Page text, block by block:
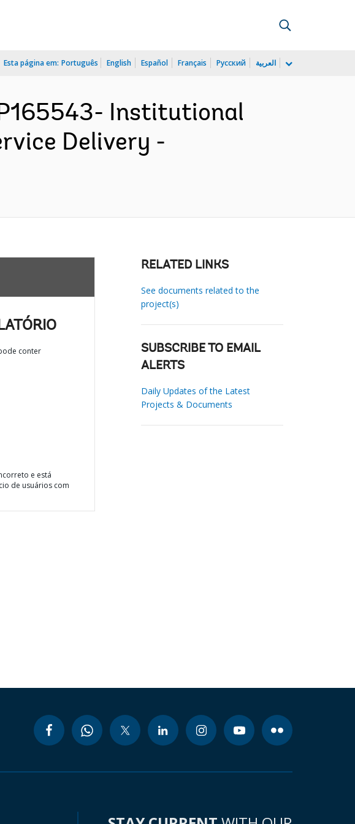
Esta página em: Português English Español Français Русский العربية
P165543- Institutional
Delivery -
conter
e está
de usuários com
RELATED LINKS
See documents related to the
project(s)
SUBSCRIBE TO EMAIL
ALERTS
Daily Updates of the Latest
Projects & Documents